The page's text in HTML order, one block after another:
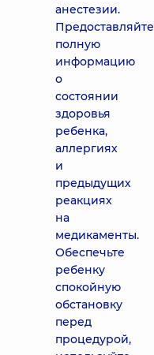
анестезии.
Предоставляйте
полную
информацию
о
состоянии
здоровья
ребенка,
аллергиях
и
предыдущих
реакциях
на
медикаменты.
Обеспечьте
ребенку
спокойную
обстановку
перед
процедурой,